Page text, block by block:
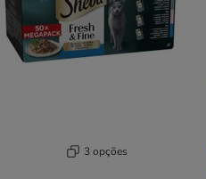
3 opções